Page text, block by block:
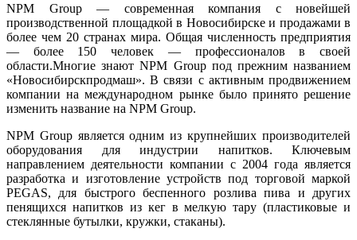
NPM Group — современная компания с новейшей
производственной площадкой в Новосибирске и продажами в
более чем 20 странах мира. Общая численность предприятия
— более 150 человек — профессионалов в своей
области.Многие знают NPM Group под прежним названием
«Новосибирскпродмаш». В связи с активным продвижением
компании на международном рынке было принято решение
изменить название на NPM Group.
NPM Group является одним из крупнейших производителей
оборудования для индустрии напитков. Ключевым
направлением деятельности компании с 2004 года является
разработка и изготовление устройств под торговой маркой
PEGAS, для быстрого беспенного розлива пива и других
пенящихся напитков из кег в мелкую тару (пластиковые и
стеклянные бутылки, кружки, стаканы).